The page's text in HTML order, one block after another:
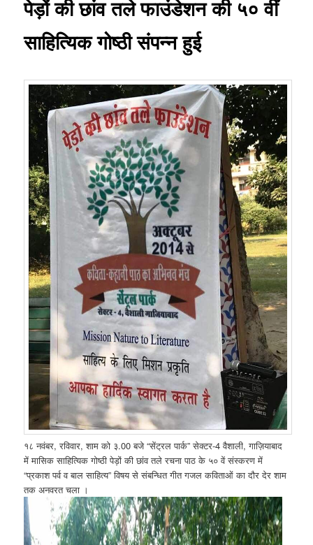
पेड़ों की छांव तले फाउंडेशन की ५० वीं
साहित्यिक गोष्ठी संपन्न हुई
१८ नवंबर, रविवार, शाम को ३.00 बजे “सेंट्रल पार्क” सेक्टर-4 वैशाली, गाज़ियाबाद
में मासिक साहित्यिक गोष्ठी पेड़ों की छांव तले रचना पाठ के ५० वें संस्करण में
“प्रकाश पर्व व बाल साहित्य” विषय से संबन्धित गीत गजल कविताओं का दौर देर शाम
तक अनवरत चला ।